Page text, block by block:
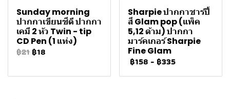
Sunday morning
ปากกาเขียนซีดี ปากกา
เคมี 2 หัว Twin - tip
CD Pen (1 แท่ง)
฿21 ฿18
Sharpie ปากกาชาร์ปี้
สี Glam pop (แพ็ค
5,12 ด้าม) ปากกา
มาร์คเกอร์ Sharpie
Fine Glam
฿158 - ฿335